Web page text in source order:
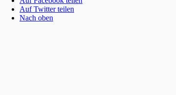
Auf Twitter teilen
Nach oben